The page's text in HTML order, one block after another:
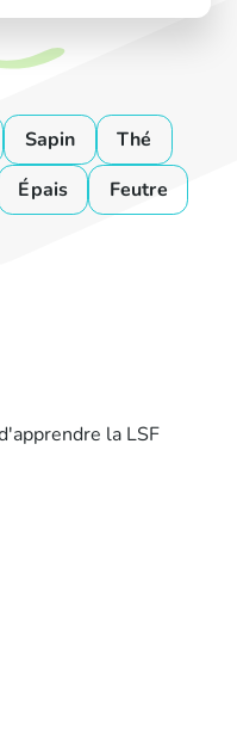
Sapin
Thé
Épais Feutre
la LSF